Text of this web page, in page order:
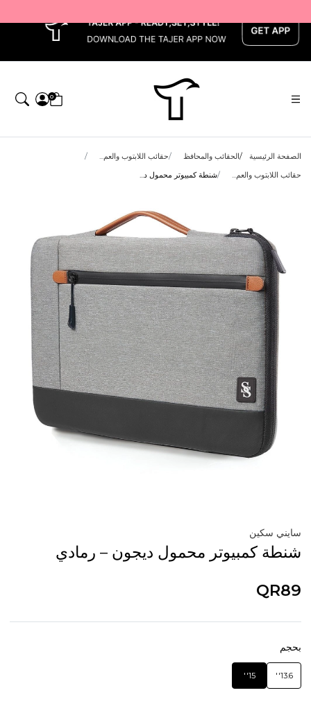
0
الصفحة الرئيسية الحقائب والمحافظ
حقائب اللابتوب والعم...
حقائب اللابتوب والعم...
شنطة كمبيوتر محمول د...
سايني سكين
شنطة كمبيوتر محمول ديجون – رمادي
QR89
بحجم
13.6''
15''